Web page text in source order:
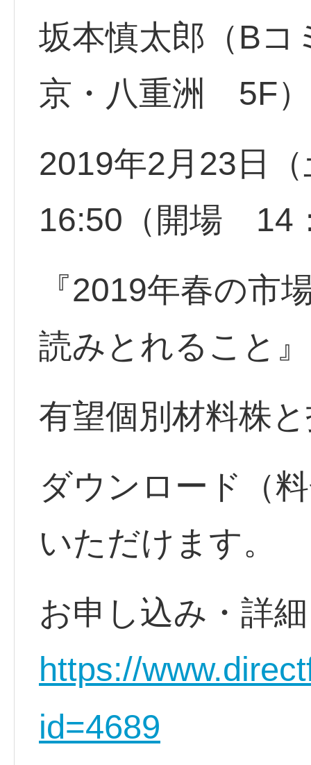
坂本慎太郎（B
京・八重洲 5F）
2019年2月23日
16:50（開場 14
『2019年春の市
読みとれること』
有望個別材料株
ダウンロード（
いただけます。
お申し込み・
https://
id=4689